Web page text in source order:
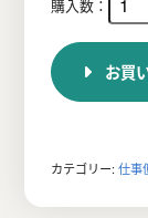
の
価
格
で
在
の
価
¥3,300
お買
カテゴリー:仕事